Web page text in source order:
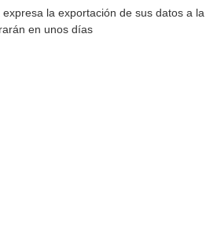
la exportación de sus datos a
en unos días